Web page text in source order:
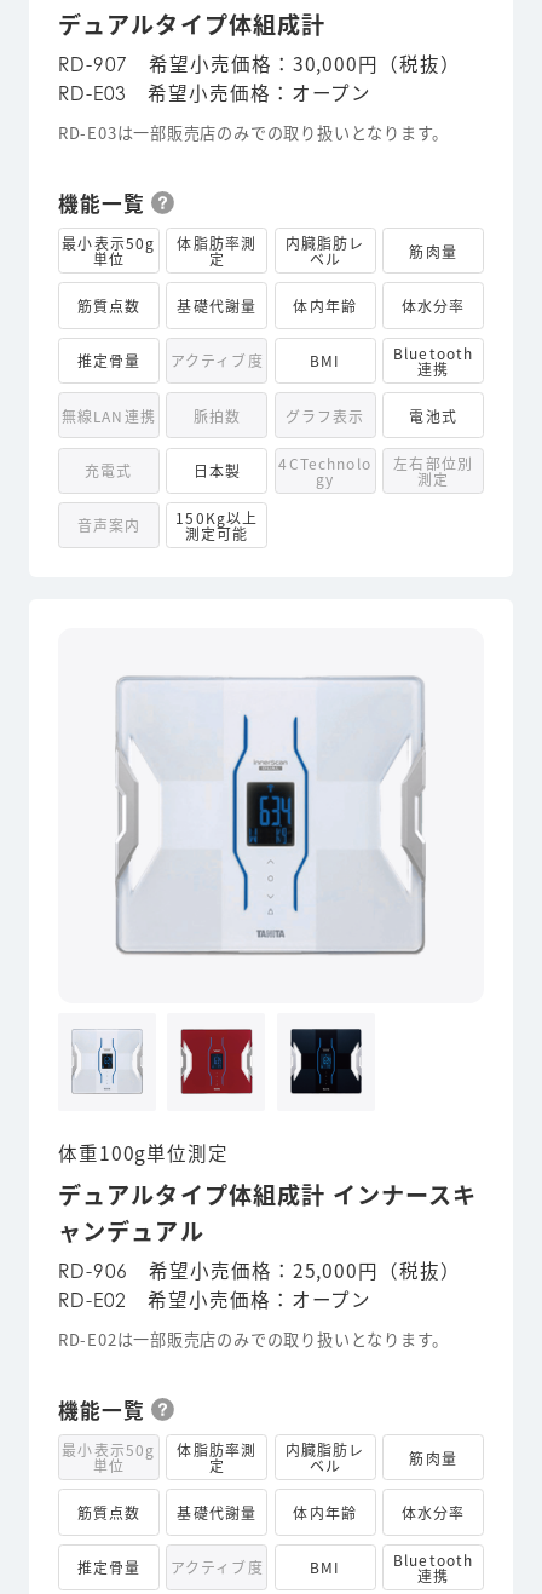
デュアルタイプ体組成計
RD-907 希望小売価格：30,000円（税抜）
RD-E03 希望小売価格：オープン
RD-E03は一部販売店のみでの取り扱いとなります。
機能一覧
最小表示50g
単位
体脂肪率測
定
内臓脂肪レ
ベル 筋肉量
筋質点数 基礎代謝量 体内年齢 体水分率
推定骨量 アクティブ度 BMI Bluetooth
連携
無線LAN連携 脈拍数 グラフ表示 電池式
充電式 日本製 4CTechnolo
gy
左右部位別
測定
音声案内 150Kg以上
測定可能
体重100g単位測定
デュアルタイプ体組成計 インナースキ
ャンデュアル
RD-906 希望小売価格：25,000円（税抜）
RD-E02 希望小売価格：オープン
RD-E02は一部販売店のみでの取り扱いとなります。
機能一覧
最小表示50g
単位
体脂肪率測
定
内臓脂肪レ
ベル 筋肉量
筋質点数 基礎代謝量 体内年齢 体水分率
推定骨量 アクティブ度 BMI Bluetooth
連携